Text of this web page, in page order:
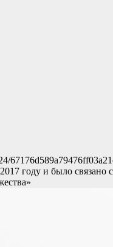
году и было связано